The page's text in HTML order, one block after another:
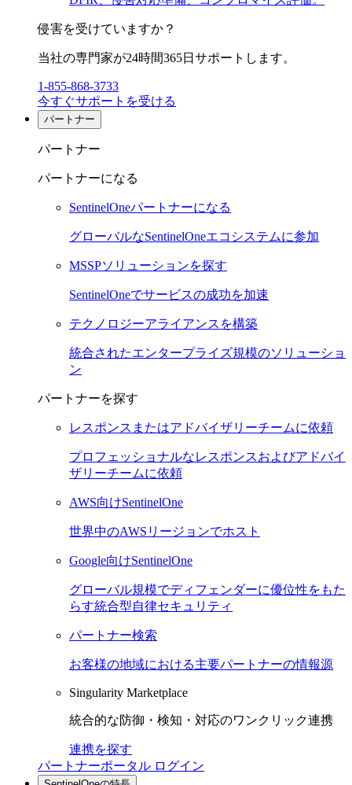
侵害を受けていますか？
当社の専門家が24時間365日サポートします。
1-855-868-3733
今すぐサポートを受ける
パートナー
パートナー
パートナーになる
SentinelOneパートナーになる
グローバルなSentinelOneエコシステムに参加
MSSPソリューションを探す
SentinelOneでサービスの成功を加速
テクノロジーアライアンスを構築
統合されたエンタープライズ規模のソリューショ
ン
パートナーを探す
レスポンスまたはアドバイザリーチームに依頼
プロフェッショナルなレスポンスおよびアドバイ
ザリーチームに依頼
AWS向けSentinelOne
世界中のAWSリージョンでホスト
Google向けSentinelOne
グローバル規模でディフェンダーに優位性をもた
らす統合型自律セキュリティ
パートナー検索
お客様の地域における主要パートナーの情報源
Singularity Marketplace
統合的な防御・検知・対応のワンクリック連携
連携を探す
パートナーポータル ログイン